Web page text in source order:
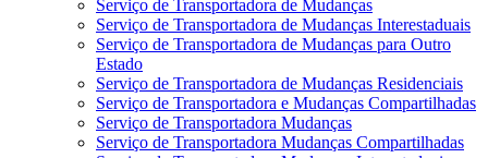
Serviço de Transportadora de Mudanças
Serviço de Transportadora de Mudanças Interestaduais
Serviço de Transportadora de Mudanças para Outro
Estado
Serviço de Transportadora de Mudanças Residenciais
Serviço de Transportadora e Mudanças Compartilhadas
Serviço de Transportadora Mudanças
Serviço de Transportadora Mudanças Compartilhadas